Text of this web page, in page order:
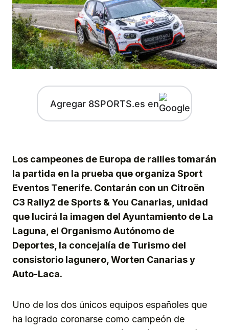
Agregar 8SPORTS.es en
Los campeones de Europa de rallies tomarán
la partida en la prueba que organiza Sport
Eventos Tenerife. Contarán con un Citroën
C3 Rally2 de Sports & You Canarias, unidad
que lucirá la imagen del Ayuntamiento de La
Laguna, el Organismo Autónomo de
Deportes, la concejalía de Turismo del
consistorio lagunero, Worten Canarias y
Auto-Laca.
Uno de los dos únicos equipos españoles que
ha logrado coronarse como campeón de